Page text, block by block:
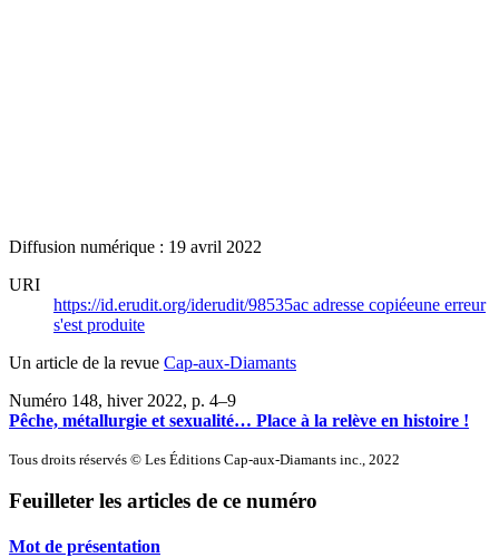
Diffusion numérique : 19 avril 2022
URI
https://id.erudit.org/iderudit/98535ac adresse copiéeune erreur
s'est produite
Un article de la revue Cap-aux-Diamants
Numéro 148, hiver 2022, p. 4–9
Pêche, métallurgie et sexualité… Place à la relève en histoire !
Tous droits réservés © Les Éditions Cap-aux-Diamants inc., 2022
Feuilleter les articles de ce numéro
Mot de présentation